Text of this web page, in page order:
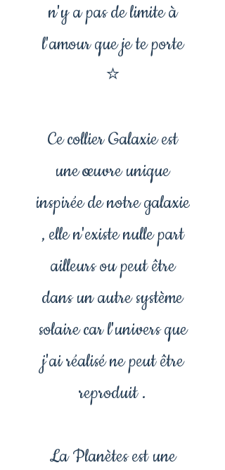
n'y a pas de limite à
l'amour que je te porte
⭐
Ce collier Galaxie est
une œuvre unique
inspirée de notre galaxie
, elle n'existe nulle part
ailleurs ou peut être
dans un autre système
solaire car l'univers que
j'ai réalisé ne peut être
reproduit .
La Planètes est une